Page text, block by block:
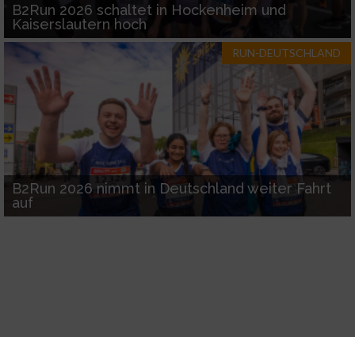
B2Run 2026 schaltet in Hockenheim und
Kaiserslautern hoch
RUN-DEUTSCHLAND
B2Run 2026 nimmt in Deutschland weiter Fahrt
auf